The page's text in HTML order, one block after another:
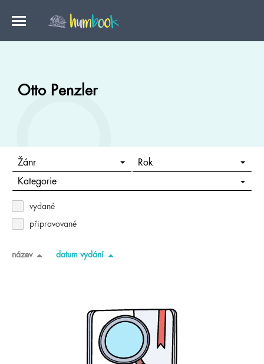
Otto Penzler
Žánr Rok
Kategorie
vydané
připravované
název datum vydání